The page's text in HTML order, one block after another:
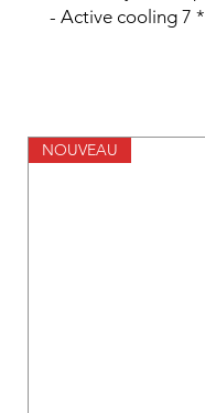
- Active cooling 7
NOUVEAU